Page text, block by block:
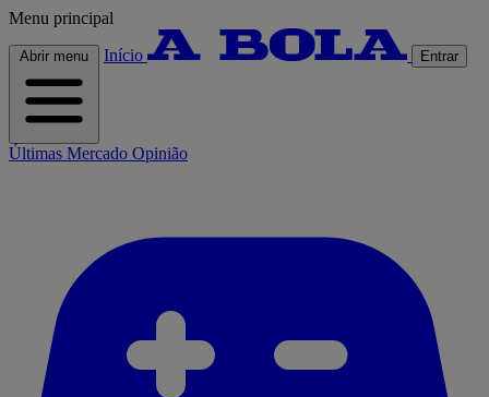
Menu principal
Abrir menu Início Entrar
Últimas Mercado Opinião